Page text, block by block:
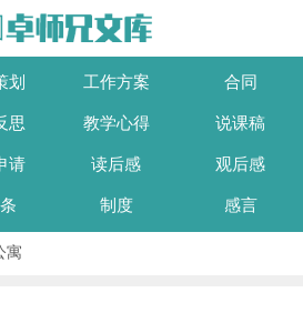
划 工作方案 合同
思 教学心得 说课稿
请 读后感 观后感
制度 感言
寓